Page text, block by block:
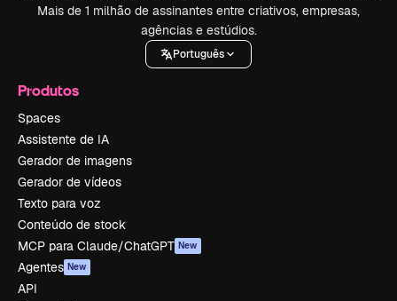
Mais de 1 milhão de assinantes entre criativos, empresas,
agências e estúdios.
Português
Produtos
Spaces
Assistente de IA
Gerador de imagens
Gerador de vídeos
Texto para voz
Conteúdo de stock
MCP para Claude/ChatGPT New
Agentes New
API